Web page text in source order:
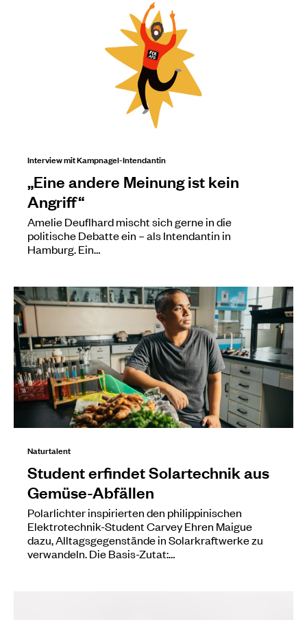
Interview mit Kampnagel-Intendantin
„Eine andere Meinung ist kein
Angriff“
Amelie Deuflhard mischt sich gerne in die
politische Debatte ein – als Intendantin in
Hamburg. Ein…
Naturtalent
Student erfindet Solartechnik aus
Gemüse-Abfällen
Polarlichter inspirierten den philippinischen
Elektrotechnik-Student Carvey Ehren Maigue
dazu, Alltagsgegenstände in Solarkraftwerke zu
verwandeln. Die Basis-Zutat:…